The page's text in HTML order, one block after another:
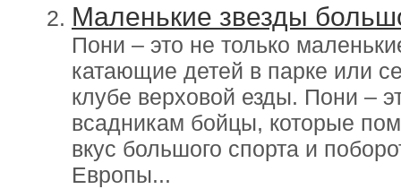
Маленькие звезды
Пони – это не только
катающие детей в парке или
клубе верховой езды. Пони –
всадникам бойцы, которые
вкус большого спорта и
Европы...